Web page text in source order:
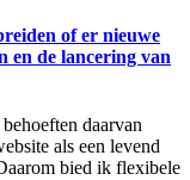
of er nieuwe
en de lancering van
daarvan
als een levend
bied ik flexibele